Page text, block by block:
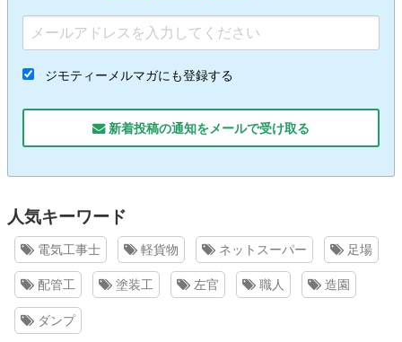
ジモティーメルマガにも登録する
新着投稿の通知をメールで受け取る
人気キーワード
電気工事士 軽貨物 ネットスーパー 足場
配管工 塗装工 左官 職人 造園
ダンプ